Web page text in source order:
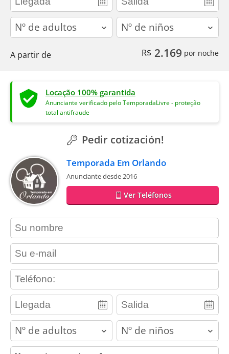
adults children
A partir de R$ 2.169 por noche
Locação 100% garantida
Anunciante verificado pelo TemporadaLivre - proteção
total antifraude
Pedir cotización!
Temporada Em Orlando
Anunciante desde 2016
Ver Teléfonos
contact_name
contact_email
contact_phone
adults children
contact_message